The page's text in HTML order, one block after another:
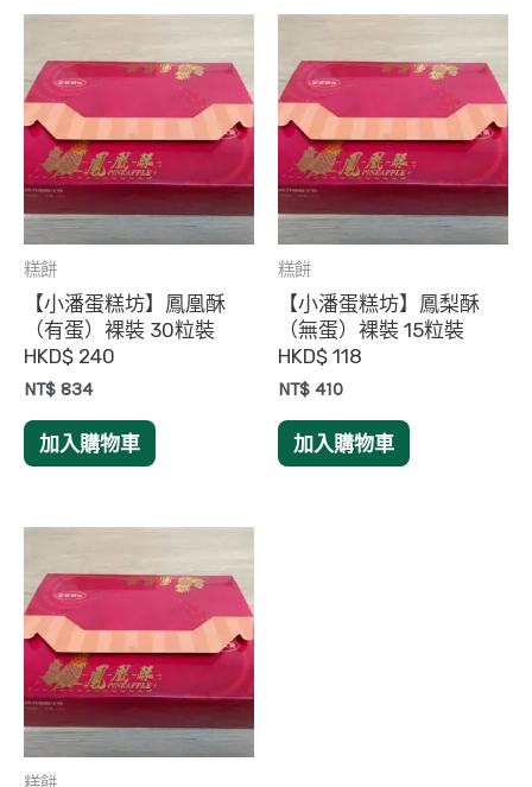
糕餅
【小潘蛋糕坊】鳳凰酥
（有蛋）裸裝 30粒裝
HKD$ 240
NT$ 834
加入購物車
糕餅
【小潘蛋糕坊】鳳梨酥
（無蛋）裸裝 15粒裝
HKD$ 118
NT$ 410
加入購物車